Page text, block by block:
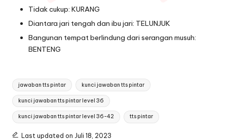
Tidak cukup: KURANG
Diantara jari tengah dan ibu jari: TELUNJUK
Bangunan tempat berlindung dari serangan musuh:
BENTENG
Tags:
jawaban tts pintar kunci jawaban tts pintar
kunci jawaban tts pintar level 36
kunci jawaban tts pintar level 36-42 tts pintar
Last updated on Juli 18, 2023